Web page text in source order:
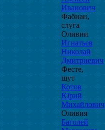
Иванович
Фабиан,
слуга
Оливии
Игнатьев
Николай
Дмитриевич
Фесте,
шут
Котов
Юрий
Михайлович
Оливия
Баголей